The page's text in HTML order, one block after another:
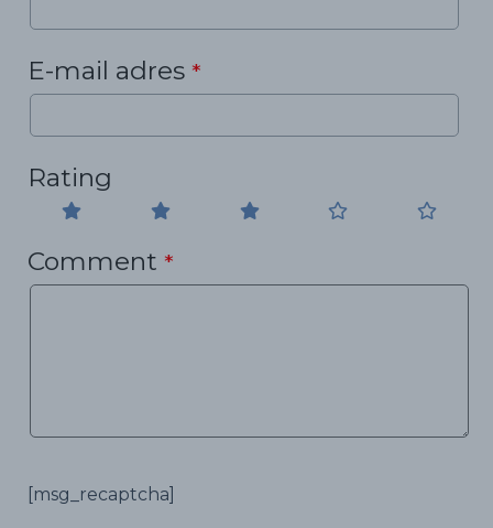
E-mail adres *
Rating
Comment *
[msg_recaptcha]